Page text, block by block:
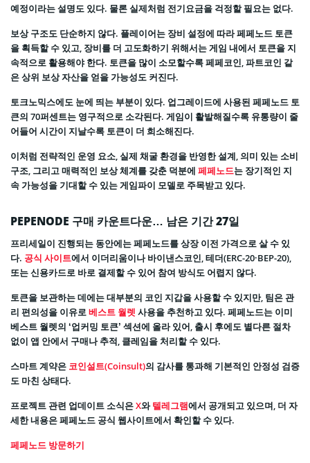
예정이라는 설명도 있다. 물론 실제처럼 전기요금을 걱정할 필요는 없다.
보상 구조도 단순하지 않다. 플레이어는 장비 설정에 따라 페페노드 토큰
을 획득할 수 있고, 장비를 더 고도화하기 위해서는 게임 내에서 토큰을 지
속적으로 활용해야 한다. 토큰을 많이 소모할수록 페페코인, 파트코인 같
은 상위 보상 자산을 얻을 가능성도 커진다.
토크노믹스에도 눈에 띄는 부분이 있다. 업그레이드에 사용된 페페노드 토
큰의 70퍼센트는 영구적으로 소각된다. 게임이 활발해질수록 유통량이 줄
어들어 시간이 지날수록 토큰이 더 희소해진다.
이처럼 전략적인 운영 요소, 실제 채굴 환경을 반영한 설계, 의미 있는 소비
구조, 그리고 매력적인 보상 체계를 갖춘 덕분에 페페노드는 장기적인 지
속 가능성을 기대할 수 있는 게임파이 모델로 주목받고 있다.
PEPENODE 구매 카운트다운… 남은 기간 27일
프리세일이 진행되는 동안에는 페페노드를 상장 이전 가격으로 살 수 있
다. 공식 사이트에서 이더리움이나 바이낸스코인, 테더(ERC-20·BEP-20),
또는 신용카드로 바로 결제할 수 있어 참여 방식도 어렵지 않다.
토큰을 보관하는 데에는 대부분의 코인 지갑을 사용할 수 있지만, 팀은 관
리 편의성을 이유로베스트 월렛 사용을 추천하고 있다. 페페노드는 이미
베스트 월렛의 ‘업커밍 토큰’ 섹션에 올라 있어, 출시 후에도 별다른 절차
없이 앱 안에서 구매나 추적, 클레임을 처리할 수 있다.
스마트 계약은 코인설트(Coinsult)의 감사를 통과해 기본적인 안정성 검증
도 마친 상태다.
프로젝트 관련 업데이트 소식은X와텔레그램에서 공개되고 있으며, 더 자
세한 내용은 페페노드 공식 웹사이트에서 확인할 수 있다.
페페노드 방문하기